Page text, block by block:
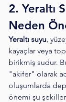
2. Yeraltı
Neden
Yeraltı suyu,
kayaçlar veya
birikmiş sudur.
"akifer" olarak
oluşumlarda
önemi şu